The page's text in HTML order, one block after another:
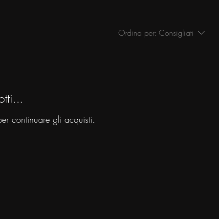
Ordina per: Consigliati
continuare gli acquisti.